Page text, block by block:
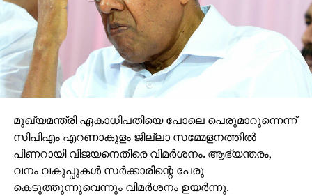
മുഖ്യമന്ത്രി ഏകാധിപതിയെ പോലെ പെരുമാറുന്നെന്ന്
സിപിഎം എറണാകുളം ജില്ലാ സമ്മേളനത്തില്‍
പിണറായി വിജയനെതിരെ വിമര്‍ശനം. ആഭ്യന്തരം,
വനം വകുപ്പുകള്‍ സര്‍ക്കാരിന്റെ പേരു
കെടുത്തുന്നുവെന്നും വിമര്‍ശനം ഉയര്‍ന്നു.